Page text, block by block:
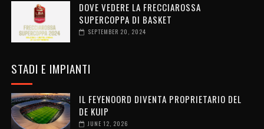
DOVE VEDERE LA FRECCIAROSSA
SUPERCOPPA DI BASKET
SEPTEMBER 20, 2024
STADI E IMPIANTI
IL FEYENOORD DIVENTA PROPRIETARIO DEL
DE KUIP
JUNE 12, 2026